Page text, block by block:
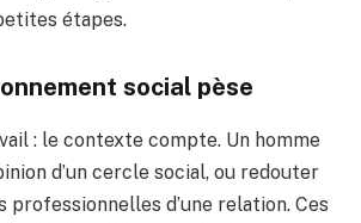
étapes.
social pèse
: le contexte compte. Un homme
d’un cercle social, ou redouter
professionnelles d’une relation. Ces